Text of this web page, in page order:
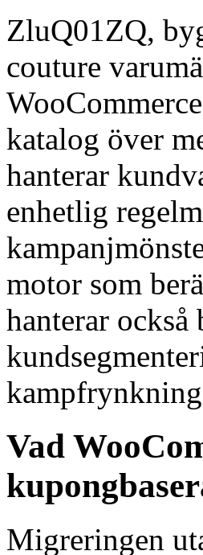
ZluQ01ZQ,
couture
katalog över
hanterar
enhetlig
motor som
hanterar
Vad
Migreringen